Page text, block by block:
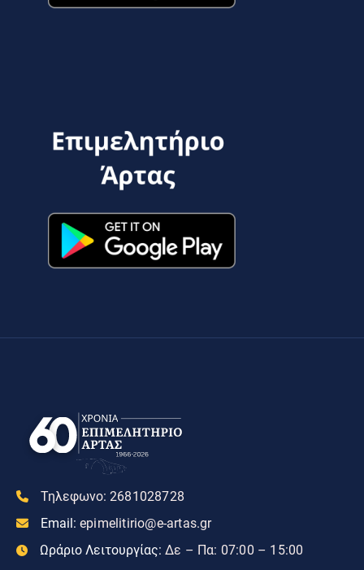
Τηλεφωνο: 2681028728
Email: epimelitirio@e-artas.gr
Ωράριο Λειτουργίας: Δε – Πα: 07:00 – 15:00